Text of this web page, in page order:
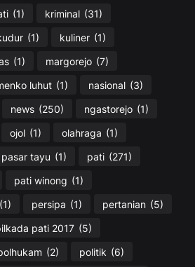
(1) kriminal (31)
(1) kuliner (1)
(1) margorejo (7)
luhut (1) nasional (3)
news (250) ngastorejo (1)
ojol (1) olahraga (1)
pasar tayu (1) pati (271)
pati winong (1)
(1) persipa (1) pertanian (5)
pati 2017 (5)
(2) politik (6)